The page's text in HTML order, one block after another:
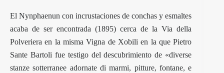
El Nynphaenun con incrustaciones de conchas y esmaltes
acaba de ser encontrada (1895) cerca de la Via della
Polveriera en la misma Vigna de Xobili en la que Pietro
Sante Bartoli fue testigo del descubrimiento de «diverse
stanze sotterranee adornate di marmi, pitture, fontane, e